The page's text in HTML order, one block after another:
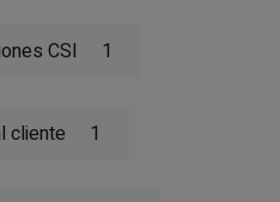
CSI 1
cliente 1